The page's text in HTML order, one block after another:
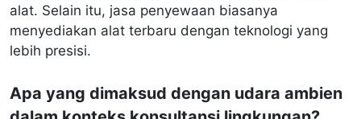
alat. Selain itu, jasa penyewaan biasanya
menyediakan alat terbaru dengan teknologi yang
lebih presisi.
Apa yang dimaksud dengan udara ambien